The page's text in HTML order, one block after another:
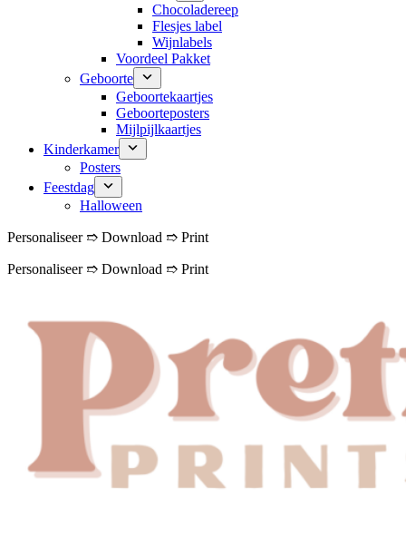
Chocoladereep
Flesjes label
Wijnlabels
Voordeel Pakket
Geboorte
Geboortekaartjes
Geboorteposters
Mijlpijlkaartjes
Kinderkamer
Posters
Feestdag
Halloween
Personaliseer ➱ Download ➱ Print
Personaliseer ➱ Download ➱ Print